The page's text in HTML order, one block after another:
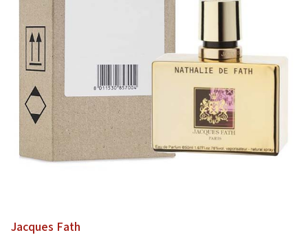
Jacques Fath